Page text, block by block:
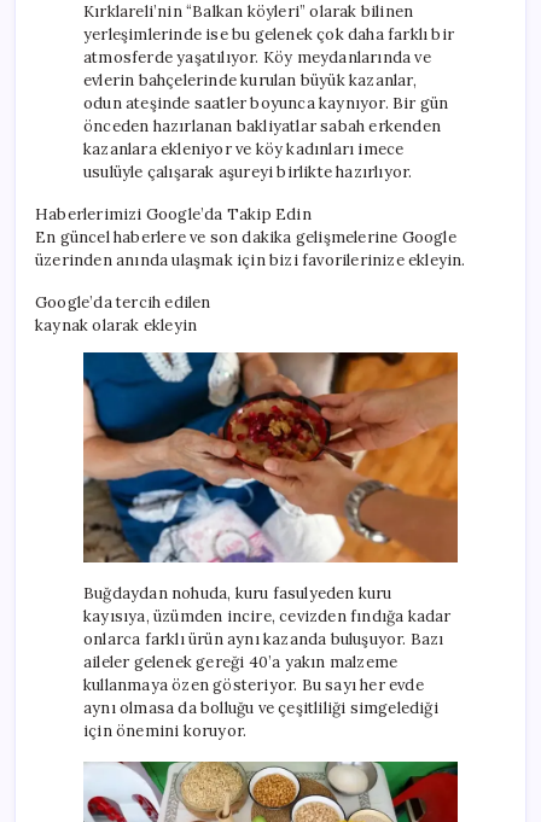
Kırklareli’nin “Balkan köyleri” olarak bilinen
yerleşimlerinde ise bu gelenek çok daha farklı bir
atmosferde yaşatılıyor. Köy meydanlarında ve
evlerin bahçelerinde kurulan büyük kazanlar,
odun ateşinde saatler boyunca kaynıyor. Bir gün
önceden hazırlanan bakliyatlar sabah erkenden
kazanlara ekleniyor ve köy kadınları imece
usulüyle çalışarak aşureyi birlikte hazırlıyor.
Haberlerimizi Google’da Takip Edin
En güncel haberlere ve son dakika gelişmelerine Google
üzerinden anında ulaşmak için bizi favorilerinize ekleyin.
Google’da tercih edilen
kaynak olarak ekleyin
Buğdaydan nohuda, kuru fasulyeden kuru
kayısıya, üzümden incire, cevizden fındığa kadar
onlarca farklı ürün aynı kazanda buluşuyor. Bazı
aileler gelenek gereği 40’a yakın malzeme
kullanmaya özen gösteriyor. Bu sayı her evde
aynı olmasa da bolluğu ve çeşitliliği simgelediği
için önemini koruyor.